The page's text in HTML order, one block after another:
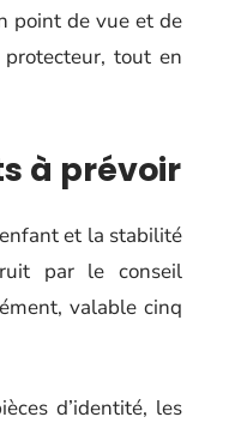
point de vue et de
tout en
à prévoir
et la stabilité
par le conseil
valable cinq
d’identité, les